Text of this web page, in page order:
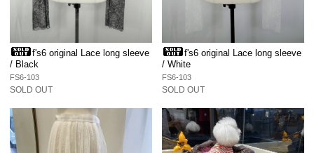
f's6 original Lace long sleeve
/ Black
FS6-103
SOLD OUT
f's6 original Lace long sleeve
/ White
FS6-103
SOLD OUT